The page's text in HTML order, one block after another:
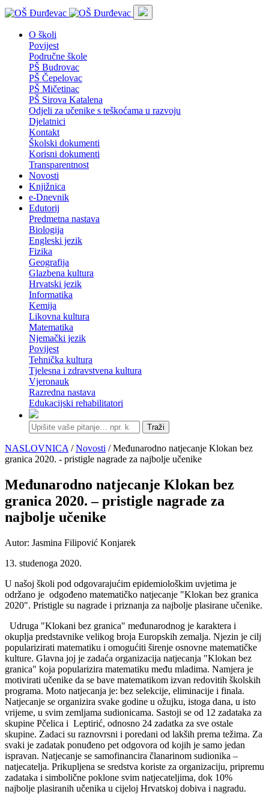
O školi
Povijest
Područne škole
PŠ Budrovac
PŠ Čepelovac
PŠ Mičetinac
PŠ Sirova Katalena
Odjeli za učenike s teškoćama u razvoju
Djelatnici
Kontakt
Školski dokumenti
Korisni dokumenti
Transparentnost
Novosti
Knjižnica
e-Dnevnik
Edutorij
Predmetna nastava
Biologija
Engleski jezik
Fizika
Geografija
Glazbena kultura
Hrvatski jezik
Informatika
Kemija
Likovna kultura
Matematika
Njemački jezik
Povijest
Tehnička kultura
Tjelesna i zdravstvena kultura
Vjeronauk
Razredna nastava
Edukacijski rehabilitatori
Traži
NASLOVNICA /Novosti / Međunarodno natjecanje Klokan bez
granica 2020. - pristigle nagrade za najbolje učenike
Međunarodno natjecanje Klokan bez
granica 2020. – pristigle nagrade za
najbolje učenike
Autor: Jasmina Filipović Konjarek
13. studenoga 2020.
U našoj školi pod odgovarajućim epidemiološkim uvjetima je
održano je odgođeno matematičko natjecanje "Klokan bez granica
2020". Pristigle su nagrade i priznanja za najbolje plasirane učenike.
Udruga "Klokani bez granica" međunarodnog je karaktera i
okuplja predstavnike velikog broja Europskih zemalja. Njezin je cilj
popularizirati matematiku i omogućiti širenje osnovne matematičke
kulture. Glavna joj je zadaća organizacija natjecanja "Klokan bez
granica" koja popularizira matematiku među mladima. Namjera je
motivirati učenike da se bave matematikom izvan redovitih školskih
programa. Moto natjecanja je: bez selekcije, eliminacije i finala.
Natjecanje se organizira svake godine u ožujku, istoga dana, u isto
vrijeme, u svim zemljama sudionicama. Sastoji se od 12 zadataka za
skupine Pčelica i Leptirić, odnosno 24 zadatka za sve ostale
skupine. Zadaci su raznovrsni i poredani od lakših prema težima. Za
svaki je zadatak ponuđeno pet odgovora od kojih je samo jedan
ispravan. Natjecanje se samofinancira članarinom sudionika –
natjecatelja. Prikupljena se sredstva koriste za organizaciju, pripremu
zadataka i simbolične poklone svim natjecateljima, dok 10%
najbolje plasiranih učenika u cijeloj Hrvatskoj dobiva i nagradu.